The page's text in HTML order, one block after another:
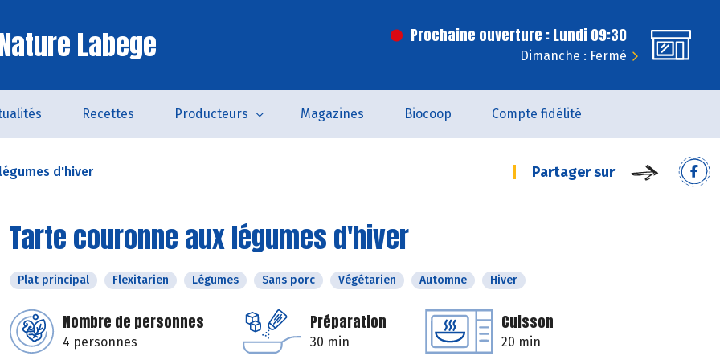
Labege Prochaine ouverture : Lundi 09:30
Dimanche : Fermé
Recettes Producteurs Magazines Biocoop Compte fidélité
d'hiver Partager sur
Tarte couronne aux légumes d'hiver
Plat principal Flexitarien Légumes Sans porc Végétarien Automne Hiver
Nombre de personnes
4 personnes
Préparation
30 min
Cuisson
20 min